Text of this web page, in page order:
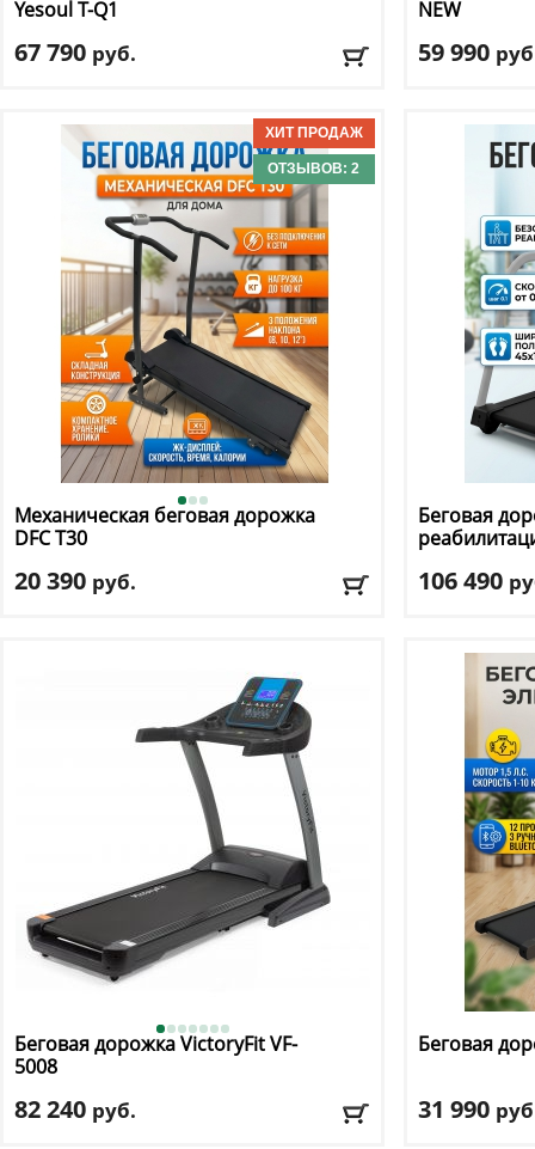
Yesoul T-Q1
67 790 руб.
Скорость: 5 км/ч
Регулировка угла наклона: нет
Доставка:БЕСПЛАТНО, 2-3 дня
NEW
59 990
Макс. вес: 135
Скорость: 16
Мощность
Доставка:
ОТЗЫВОВ: 2
Механическая беговая дорожка
DFCT30
20 390 руб.
Регулировка угла наклона: ручная
БЕСПЛАТНО, 2-3 дня
Беговая
106 490
Макс. вес: 130
Скорость: 10
Мощность
Регулировка
Доставка:
Беговая дорожка VictoryFitVF-
5008
82 240 руб.
Беговая
31 990